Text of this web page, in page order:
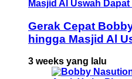
Gerak Cepat
hingga Masjid Al
3 weeks yang lalu